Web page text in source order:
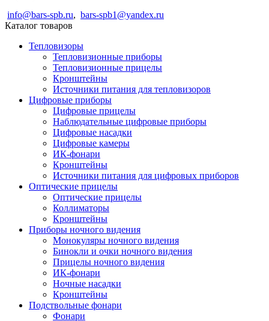
info@bars-spb.ru, bars-spb1@yandex.ru
Каталог товаров
Тепловизоры
Тепловизионные приборы
Тепловизионные прицелы
Кронштейны
Источники питания для тепловизоров
Цифровые приборы
Цифровые прицелы
Наблюдательные цифровые приборы
Цифровые насадки
Цифровые камеры
ИК-фонари
Кронштейны
Источники питания для цифровых приборов
Оптические прицелы
Оптические прицелы
Коллиматоры
Кронштейны
Приборы ночного видения
Монокуляры ночного видения
Бинокли и очки ночного видения
Прицелы ночного видения
ИК-фонари
Ночные насадки
Кронштейны
Подствольные фонари
Фонари